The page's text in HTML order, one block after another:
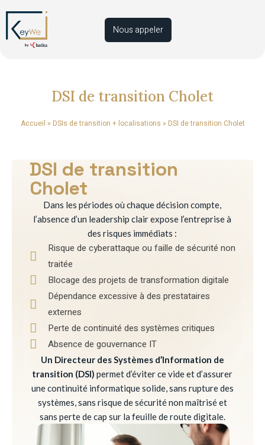
Nous appeler
DSI de transition Cholet
Accueil » DSIs de transition + localisations » DSI de transition Cholet
DSI de transition
Cholet
Dans les périodes où chaque décision compte,
l’absence d’un leadership clair expose l’entreprise à
des risques immédiats :
Risque de cyberattaque ou faille de sécurité non
traitée
Blocage des projets de transformation digitale
Dépendance excessive à des prestataires
externes
Perte de continuité des systèmes critiques
Absence de gouvernance IT
Un Directeur des Systèmes d’Information de
transition (DSI) permet d’éviter ce vide et d’assurer
une continuité informatique solide, sans rupture des
systèmes, sans risque de sécurité non maîtrisé et
sans perte de cap sur la feuille de route digitale.